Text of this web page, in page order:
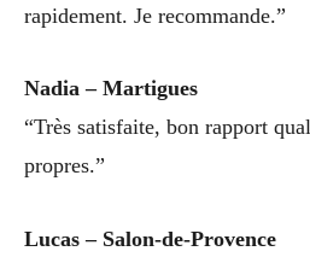
rapidement. Je recommande.”
Nadia – Martigues
“Très satisfaite, bon rapport
propres.”
Lucas – Salon-de-Provence